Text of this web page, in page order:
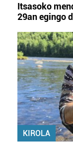
Itsasoko
29an egingo
KIROLA